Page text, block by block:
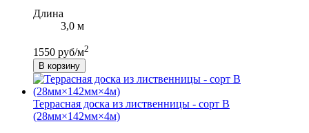
Длина
3,0 м
1550 руб/м2
В корзину
Террасная доска из лиственницы - сорт B
(28мм×142мм×4м)